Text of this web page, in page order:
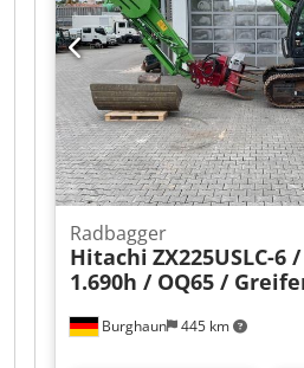
(Hammer-, Greifer-, Schere-)
OQ70/55
breit Reifengröße: 10.00-20
Schildabstützung Motor mit
Betriebsgewicht: 20,2 to.
Burghaun 445 km
Radbagger
Hitachi ZX225USLC-6 /
1.690h / OQ65 /